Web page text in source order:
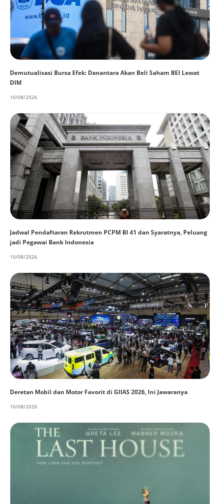
Demutualisasi Bursa Efek: Danantara Akan Beli Saham BEI Lewat
DIM
10/08/2026
Jadwal Pendaftaran Rekrutmen PCPM BI 41 dan Syaratnya, Peluang
jadi Pegawai Bank Indonesia
10/08/2026
Deretan Mobil dan Motor Favorit di GIIAS 2026, Ini Jawaranya
10/08/2026